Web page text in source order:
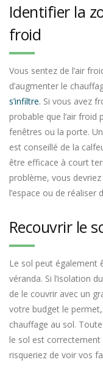
Identifier la
froid
Vous sentez de l’air
d’augmenter le
s’infiltre. Si vous avez
probable que l’air froid
fenêtres ou la porte.
est conseillé de la
être efficace à court
problème, vous
l’espace ou de réaliser
Recouvrir le
Le sol peut également
véranda. Si l’isolation
de le couvrir avec un
votre budget le
chauffage au sol.
le sol est correctement
risqueriez de voir vos